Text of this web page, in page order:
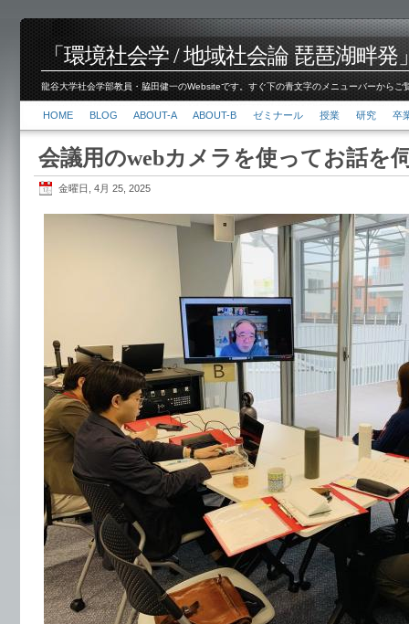
「環境社会学 / 地域社会論 琵琶湖畔発
龍谷大学社会学部教員・脇田健一のWebsiteです。すぐ下の青文字のメニューバーから
HOME BLOG ABOUT-A ABOUT-B ゼミナール 授業 研究 卒
会議用のwebカメラを使ってお話を
金曜日, 4月 25, 2025